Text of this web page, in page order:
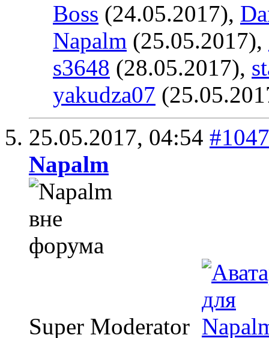
Boss (24.05.2017),
Napalm (25.05.2017),
s3648 (28.05.2017),
yakudza07
25.05.2017, 04:54
Napalm
Super Moderator